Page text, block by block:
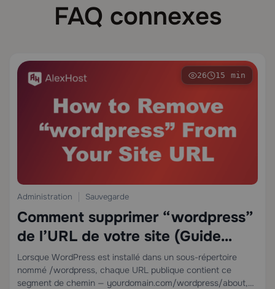
FAQ connexes
26 15 min
Administration Sauvegarde
Comment supprimer “wordpress”
de l’URL de votre site (Guide
technique complet)
Lorsque WordPress est installé dans un sous-répertoire
nommé /wordpress, chaque URL publique contient ce
segment de chemin — yourdomain.com/wordpress/about,